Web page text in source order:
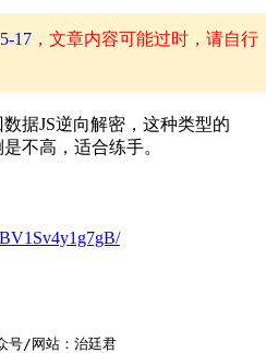
17 ，文章内容可能过时，请自行
据JS逆向解密，这种类型的
不高，适合练手。
/网站：治廷君